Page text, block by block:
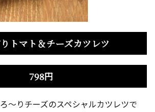
トマト＆チーズカツレツ
798円
～りチーズのスペシャルカツレツで